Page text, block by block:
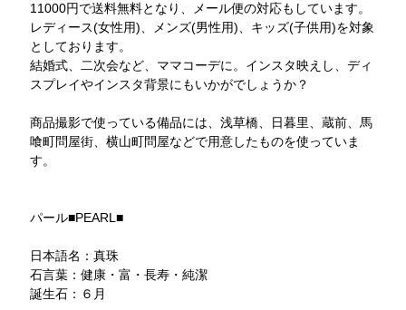
11000円で送料無料となり、メール便の対応もしています。
レディース(女性用)、メンズ(男性用)、キッズ(子供用)を対象
としております。
結婚式、二次会など、ママコーデに。インスタ映えし、ディ
スプレイやインスタ背景にもいかがでしょうか？
商品撮影で使っている備品には、浅草橋、日暮里、蔵前、馬
喰町問屋街、横山町問屋などで用意したものを使っていま
す。
パール■PEARL■
日本語名：真珠
石言葉：健康・富・長寿・純潔
誕生石：６月